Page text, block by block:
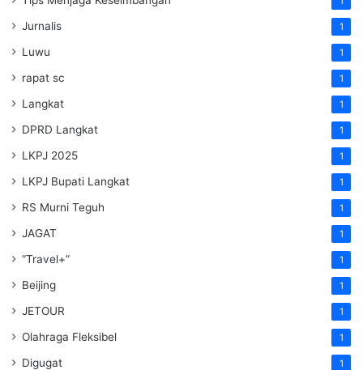
Jurnalis 1
Luwu 1
rapat sc 1
Langkat 1
DPRD Langkat 1
LKPJ 2025 1
LKPJ Bupati Langkat 1
RS Murni Teguh 1
JAGAT 1
“Travel+” 1
Beijing 1
JETOUR 1
Olahraga Fleksibel 1
Digugat 1